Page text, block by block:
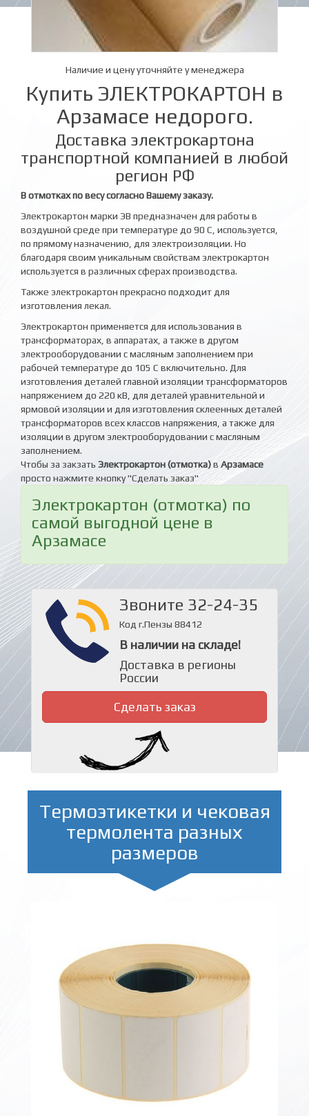
Наличие и цену уточняйте у менеджера
Купить ЭЛЕКТРОКАРТОН в
Арзамасе недорого.
Доставка электрокартона
транспортной компанией в любой
регион РФ
В отмотках по весу согласно Вашему заказу.
Электрокартон марки ЭВ предназначен для работы в
воздушной среде при температуре до 90 C, используется,
по прямому назначению, для электроизоляции. Но
благодаря своим уникальным свойствам электрокартон
используется в различных сферах производства.
Также электрокартон прекрасно подходит для
изготовления лекал.
Электрокартон применяется для использования в
трансформаторах, в аппаратах, а также в другом
электрооборудовании с масляным заполнением при
рабочей температуре до 105 С включительно. Для
изготовления деталей главной изоляции трансформаторов
напряжением до 220 кВ, для деталей уравнительной и
ярмовой изоляции и для изготовления склеенных деталей
трансформаторов всех классов напряжения, а также для
изоляции в другом электрооборудовании с масляным
заполнением.
Чтобы за закзать Электрокартон (отмотка)в Арзамасе
просто нажмите кнопку "Сделать заказ"
Электрокартон (отмотка) по
самой выгодной цене в
Арзамасе
Звоните 32-24-35
Код г.Пензы 88412
В наличии на складе!
Доставка в регионы
России
Сделать заказ
Термоэтикетки и чековая
термолента разных
размеров